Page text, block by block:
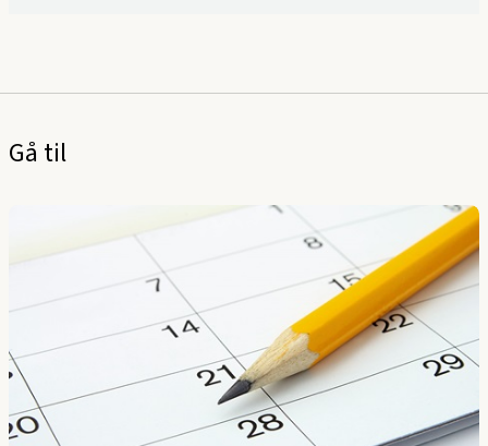
Gå til